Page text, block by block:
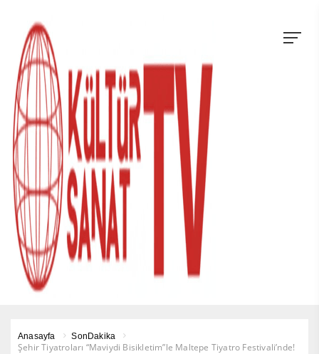
Anasayfa SonDakika
Şehir Tiyatroları “Maviydi Bisikletim”le Maltepe Tiyatro Festivali’nde!